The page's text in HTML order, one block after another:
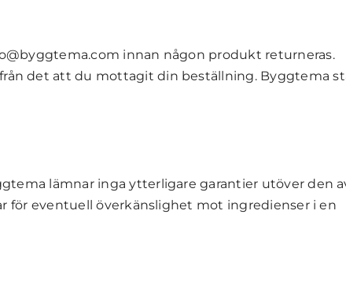
innan någon produkt returneras.
det att du mottagit din beställning. Byggtema
lämnar inga ytterligare garantier utöver den
för eventuell överkänslighet mot ingredienser i en